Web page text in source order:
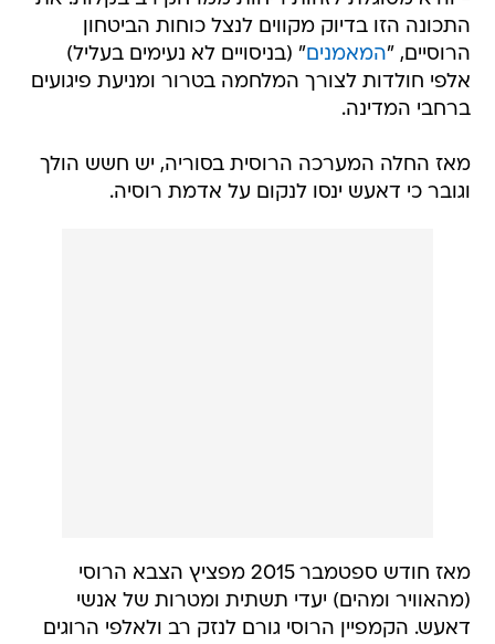
התכונה הזו בדיוק מקווים לנצל כוחות הביטחון
הרוסיים, "המאמנים" (בניסויים לא נעימים בעליל)
אלפי חולדות לצורך המלחמה בטרור ומניעת פיגועים
ברחבי המדינה.
מאז החלה המערכה הרוסית בסוריה, יש חשש הולך
וגובר כי דאעש ינסו לנקום על אדמת רוסיה.
מאז חודש ספטמבר 2015 מפציץ הצבא הרוסי
(מהאוויר ומהים) יעדי תשתית ומטרות של אנשי
דאעש. הקמפיין הרוסי גורם לנזק רב ולאלפי הרוגים